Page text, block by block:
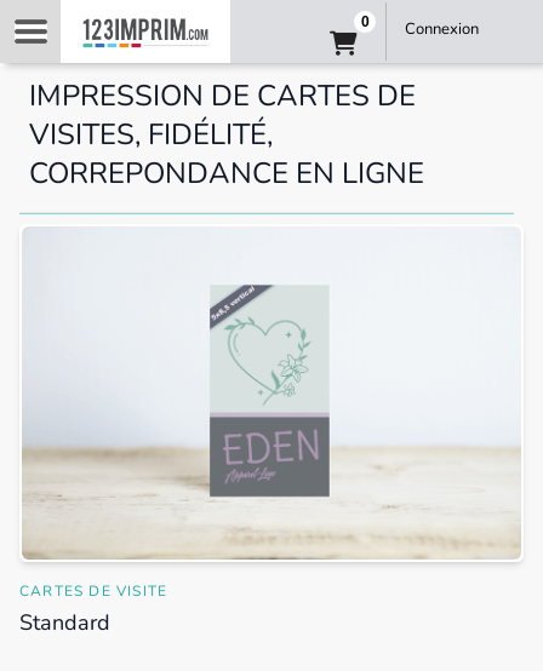
0 Connexion
IMPRESSION DE CARTES DE
VISITES, FIDÉLITÉ,
CORREPONDANCE EN LIGNE
CARTES DE VISITE
Standard